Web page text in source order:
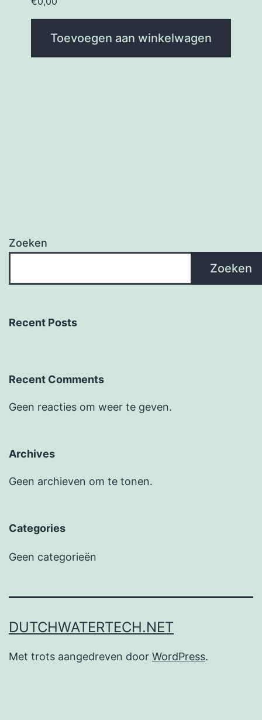
Toevoegen aan winkelwagen
Zoeken
Zoeken
Recent Posts
Recent Comments
Geen reacties om weer te geven.
Archives
Geen archieven om te tonen.
Categories
Geen categorieën
DUTCHWATERTECH.NET
Met trots aangedreven door WordPress.